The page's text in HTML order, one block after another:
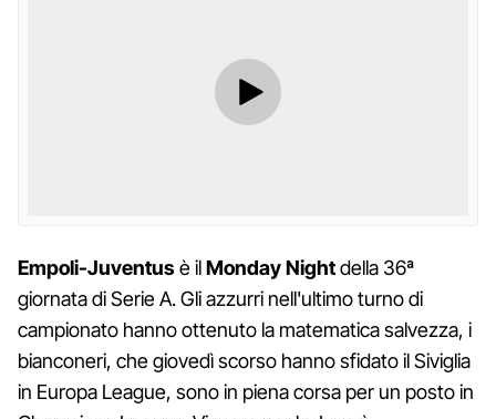
Empoli-Juventusè ilMonday Nightdella 36ª
giornata di Serie A. Gli azzurri nell'ultimo turno di
campionato hanno ottenuto la matematica salvezza, i
bianconeri, che giovedì scorso hanno sfidato il Siviglia
in Europa League, sono in piena corsa per un posto in